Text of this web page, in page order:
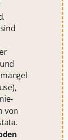
von